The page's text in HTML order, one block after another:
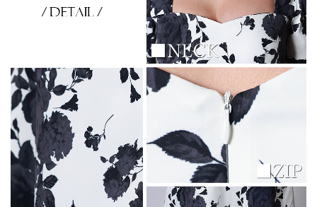
立てる一着。
ース